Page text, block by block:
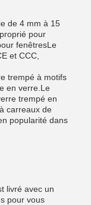
de 4 mm à 15
pour
fenêtresLe
et CCC,
trempé à motifs
en verre.Le
trempé en
carreaux de
popularité dans
livré avec un
pour vous